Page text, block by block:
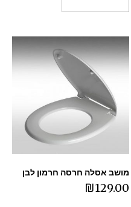
מושב אסלה חרסה חרמון לבן
₪129.00